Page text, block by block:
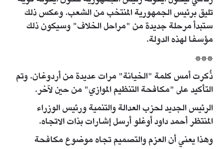
تليق برئيس الجمهورية المنتخب من الشعب. وعكس ذلك
ستبدأ مرحلة جديدة من "مراحل الخلاف" وسيكون ذلك
مؤسفا لهذه الدولة.
***
ذُكرت أمس كلمة "الخيانة" مرات عديدة من أردوغان. وتم
التأكيد على "مكافحة التنظيم الموازي" من حين لآخر.
الرئيس الجديد لحزب العدالة والتنمية ورئيس الوزراء
المنتظر أحمد داود أوغلو أرسل إشارات بذات الاتجاه.
وهذا يعني أن العزم والتصميم تجاه موضوع مكافحة